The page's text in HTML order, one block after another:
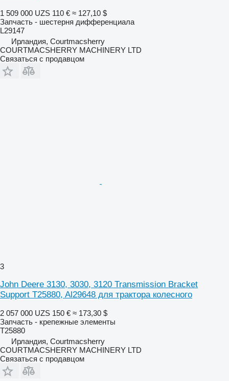
1 509 000 UZS 110 € ≈ 127,10 $
Запчасть - шестерня дифференциала
L29147
Ирландия, Courtmacsherry
COURTMACSHERRY MACHINERY LTD
Связаться с продавцом
3
John Deere 3130, 3030, 3120 Transmission Bracket
Support T25880, Al29648 для трактора колесного
2 057 000 UZS 150 € ≈ 173,30 $
Запчасть - крепежные элементы
T25880
Ирландия, Courtmacsherry
COURTMACSHERRY MACHINERY LTD
Связаться с продавцом